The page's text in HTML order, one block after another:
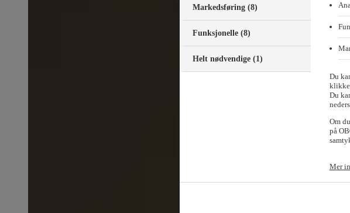
Markedsføring (8)
Funksjonelle (8)
Helt nødvendige (1)
Du
klikke
Du
Om
på
Mer